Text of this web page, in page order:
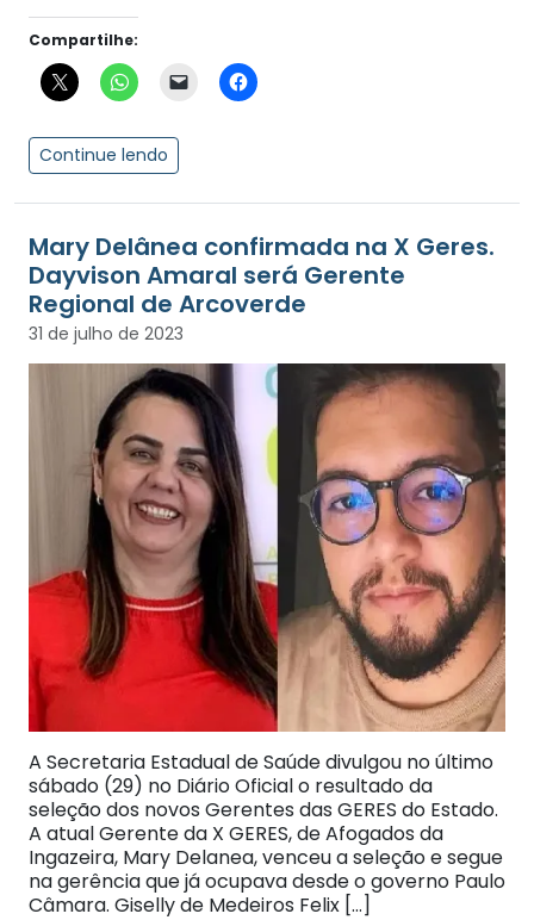
Compartilhe:
Continue lendo
Mary Delânea confirmada na X Geres.
Dayvison Amaral será Gerente
Regional de Arcoverde
31 de julho de 2023
A Secretaria Estadual de Saúde divulgou no último
sábado (29) no Diário Oficial o resultado da
seleção dos novos Gerentes das GERES do Estado.
A atual Gerente da X GERES, de Afogados da
Ingazeira, Mary Delanea, venceu a seleção e segue
na gerência que já ocupava desde o governo Paulo
Câmara. Giselly de Medeiros Felix […]